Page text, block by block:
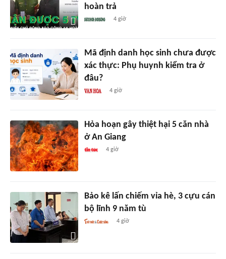
hoàn trả
4 giờ
Mã định danh học sinh chưa được
xác thực: Phụ huynh kiểm tra ở
đâu?
4 giờ
Hỏa hoạn gây thiệt hại 5 căn nhà
ở An Giang
4 giờ
Bảo kê lấn chiếm vỉa hè, 3 cựu cán
bộ lĩnh 9 năm tù
4 giờ